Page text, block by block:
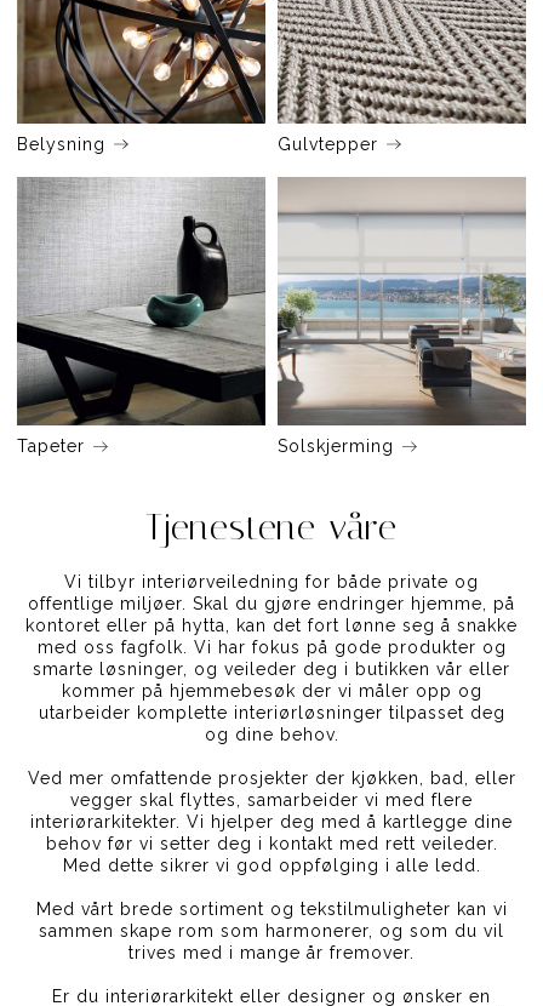
Belysning Gulvtepper
Tapeter Solskjerming
Tjenestene våre
Vi tilbyr interiørveiledning for både private og
offentlige miljøer. Skal du gjøre endringer hjemme, på
kontoret eller på hytta, kan det fort lønne seg å snakke
med oss fagfolk. Vi har fokus på gode produkter og
smarte løsninger, og veileder deg i butikken vår eller
kommer på hjemmebesøk der vi måler opp og
utarbeider komplette interiørløsninger tilpasset deg
og dine behov.
Ved mer omfattende prosjekter der kjøkken, bad, eller
vegger skal flyttes, samarbeider vi med flere
interiørarkitekter. Vi hjelper deg med å kartlegge dine
behov før vi setter deg i kontakt med rett veileder.
Med dette sikrer vi god oppfølging i alle ledd.
Med vårt brede sortiment og tekstilmuligheter kan vi
sammen skape rom som harmonerer, og som du vil
trives med i mange år fremover.
Er du interiørarkitekt eller designer og ønsker en